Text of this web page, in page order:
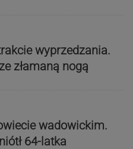
wyprzedzania.
złamaną nogą
wadowickim.
64-latka